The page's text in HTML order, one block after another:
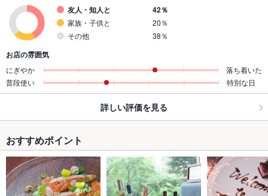
友人・知人と
42％
家族・子供と
20％
その他
38％
お店の雰囲気
にぎやか
落ち着いた
普段使い
特別な日
詳しい評価を見る
おすすめポイント